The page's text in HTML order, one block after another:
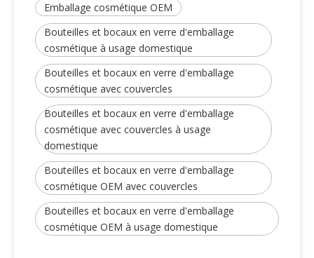
Emballage cosmétique OEM
Bouteilles et bocaux en verre d'emballage
cosmétique à usage domestique
Bouteilles et bocaux en verre d'emballage
cosmétique avec couvercles
Bouteilles et bocaux en verre d'emballage
cosmétique avec couvercles à usage
domestique
Bouteilles et bocaux en verre d'emballage
cosmétique OEM avec couvercles
Bouteilles et bocaux en verre d'emballage
cosmétique OEM à usage domestique